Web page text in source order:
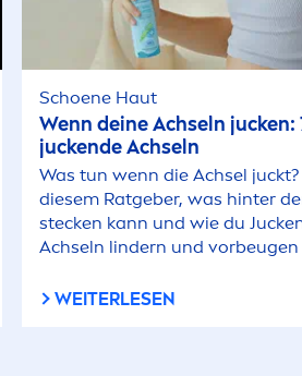
Schoene Haut
Wenn deine Achseln jucken:
juckende Achseln
Was tun wenn die Achsel
diesem Ratgeber, was hinter
stecken kann und wie du
Achseln lindern und
WEITERLESEN